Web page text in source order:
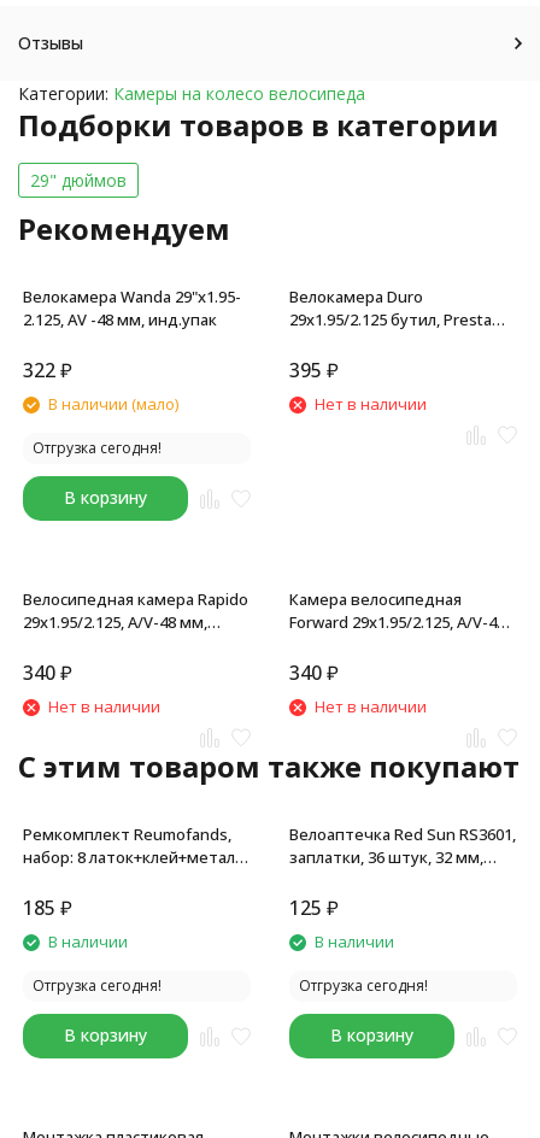
Отзывы
Категории: Камеры на колесо велосипеда
Подборки товаров в категории
29" дюймов
Рекомендуем
Велокамера Wanda 29"x1.95-
2.125, AV -48 мм, инд.упак
322₽
В наличии (мало)
Отгрузка сегодня!
В корзину
Велокамера Duro
29x1.95/2.125 бутил, Presta
395 ₽
Нет в наличии
Велосипедная камера Rapido
29x1.95/2.125, A/V-48 мм,
резина
340₽
Нет в наличии
Камера велосипедная
Forward 29x1.95/2.125, A/V-48
упаковке
340₽
Нет в наличии
C этим товаром также покупают
Ремкомплект Reumofands,
набор: 8 латок+клей+метал.
камеры+2 монтировки,
185 ₽
В наличии
Отгрузка сегодня!
В корзину
Велоаптечка Red Sun RS3601,
заплатки, 36 штук, 32 мм,
125 ₽
В наличии
Отгрузка сегодня!
В корзину